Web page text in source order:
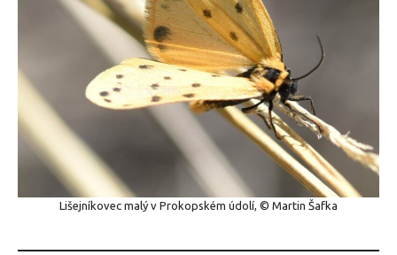
Lišejníkovec malý v Prokopském údolí, © Martin Šafka